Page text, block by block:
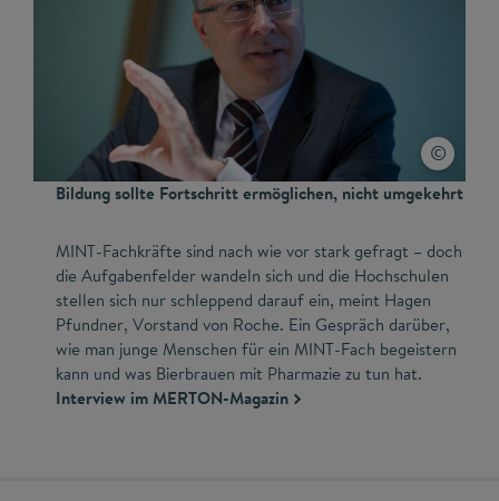
Bildung sollte Fortschritt ermöglichen, nicht umgekehrt
MINT-Fachkräfte sind nach wie vor stark gefragt – doch
die Aufgabenfelder wandeln sich und die Hochschulen
stellen sich nur schleppend darauf ein, meint Hagen
Pfundner, Vorstand von Roche. Ein Gespräch darüber,
wie man junge Menschen für ein MINT-Fach begeistern
kann und was Bierbrauen mit Pharmazie zu tun hat.
Interview im MERTON-Magazin